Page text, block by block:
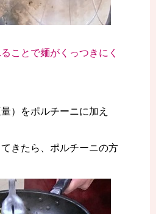
ことで麺がくっつきにく
）をポルチーニに加え
きたら、ポルチーニの方